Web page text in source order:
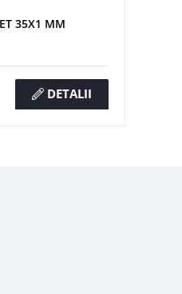
35X1 MM
DETALII